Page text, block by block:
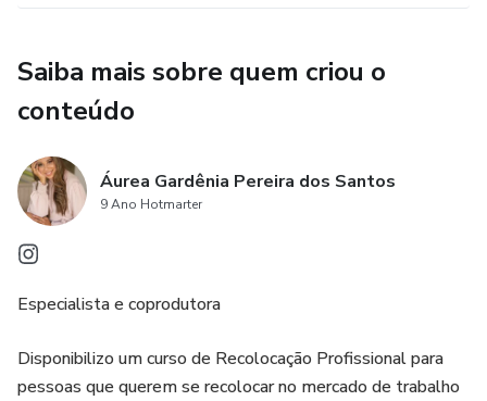
Saiba mais sobre quem criou o
conteúdo
Áurea Gardênia Pereira dos Santos
9 Ano Hotmarter
Especialista e coprodutora
Disponibilizo um curso de Recolocação Profissional para
pessoas que querem se recolocar no mercado de trabalho